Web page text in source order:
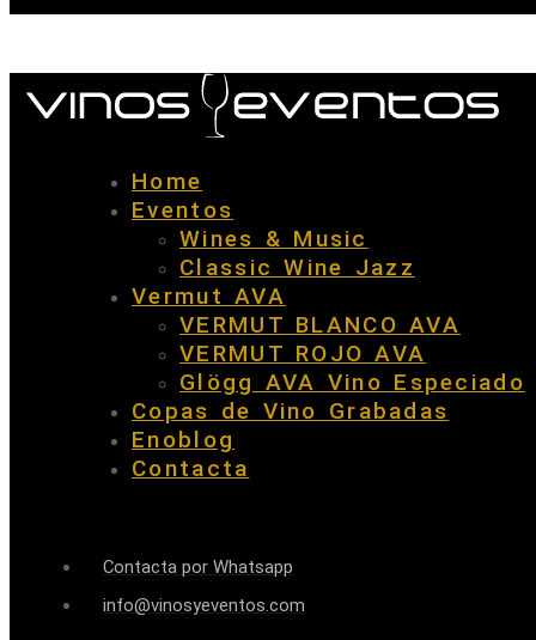
Home
Eventos
Wines & Music
Classic Wine Jazz
Vermut AVA
VERMUT BLANCO AVA
VERMUT ROJO AVA
Glögg AVA Vino Especiado
Copas de Vino Grabadas
Enoblog
Contacta
Contacta por Whatsapp
info@vinosyeventos.com